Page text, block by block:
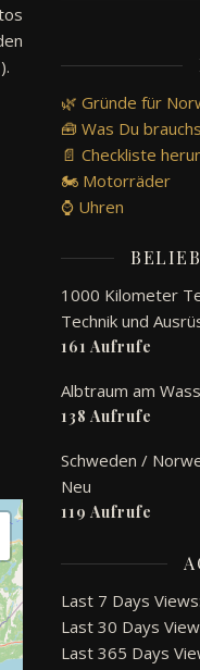
🌿 Gründe für
🧰 Was Du
📄 Checkliste
🏍️ Motorräder
⌚ Uhren
1000 Kilometer
Technik und
161 Aufrufe
Albtraum am
138 Aufrufe
Schweden /
Neu
119 Aufrufe
Last 7 Days Views:
Last 30 Days
Last 365 Days